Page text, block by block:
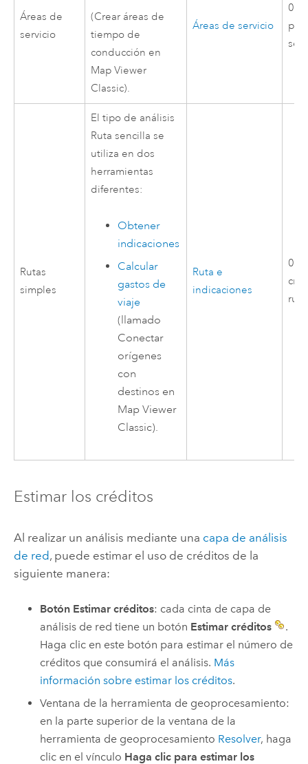
Áreas de
servicio
(Crear áreas de
tiempo de
conducción en
Map Viewer
Classic).
Áreas de servicio
0,5
por
Rutas
simples
El tipo de análisis
Ruta sencilla se
utiliza en dos
herramientas
diferentes:
Obtener
indicaciones
Calcular
gastos de
viaje
(llamado
Conectar
orígenes
con
destinos en
Map Viewer
Classic).
Ruta e
indicaciones
Estimar los créditos
Al realizar un análisis mediante una capa de análisis
de red, puede estimar el uso de créditos de la
siguiente manera:
Botón Estimar créditos: cada cinta de capa de
análisis de red tiene un botón Estimar créditos
.
Haga clic en este botón para estimar el número de
créditos que consumirá el análisis. Más
información sobre estimar los créditos.
Ventana de la herramienta de geoprocesamiento:
en la parte superior de la ventana de la
herramienta de geoprocesamiento Resolver, haga
clic en el vínculo Haga clic para estimar los